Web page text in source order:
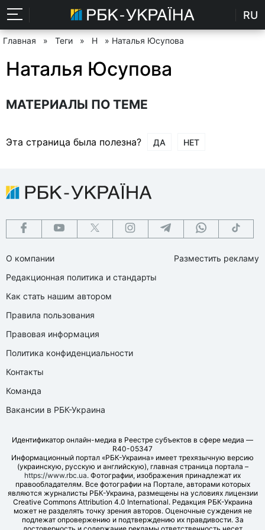
RU
Главная » Теги » Н » Наталья Юсупова
Наталья Юсупова
МАТЕРИАЛЫ ПО ТЕМЕ
Эта страница была полезна? ДА НЕТ
О компании
Редакционная политика и стандарты
Как стать нашим автором
Правила пользования
Правовая информация
Политика конфиденциальности
Контакты
Команда
Вакансии в РБК-Украина
Разместить рекламу
Идентификатор онлайн-медиа в Реестре субъектов в сфере медиа —
R40-05347
Информационный портал «РБК-Украина» имеет трехязычную версию
(украинскую, русскую и английскую), главная страница портала –
https://www.rbc.ua. Фотографии, изображения принадлежат их
правообладателям. Все фотографии на Портале, авторами которых
являются журналисты РБК-Украина, размещены на условиях лицензии
Creative Commons Attribution 4.0 International. Редакция РБК-Украина
может не разделять точку зрения авторов. Оценочные суждения не
подлежат опровержению и подтверждению их правдивости. За